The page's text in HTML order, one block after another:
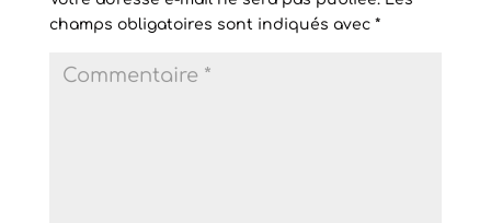
champs obligatoires sont indiqués avec *